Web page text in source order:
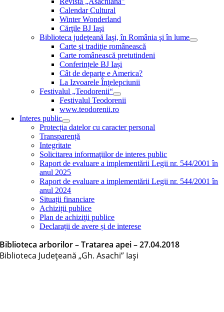
Calendar Cultural
Winter Wonderland
Cărţile BJ Iaşi
Biblioteca judeţeană Iaşi, în România şi în lume
Carte şi tradiţie românească
Carte românească pretutindeni
Conferințele BJ Iași
Cât de departe e America?
La Izvoarele Înţelepciunii
Festivalul „Teodorenii“
Festivalul Teodorenii
www.teodorenii.ro
Interes public
Protecția datelor cu caracter personal
Transparență
Integritate
Solicitarea informaţiilor de interes public
Raport de evaluare a implementării Legii nr. 544/2001 în
anul 2025
Raport de evaluare a implementării Legii nr. 544/2001 în
anul 2024
Situații financiare
Achiziții publice
Plan de achiziţii publice
Declarații de avere și de interese
Biblioteca arborilor – Tratarea apei – 27.04.2018
Biblioteca Judeţeană „Gh. Asachi” Iaşi